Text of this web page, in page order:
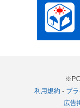
利用規約 - プ
広告